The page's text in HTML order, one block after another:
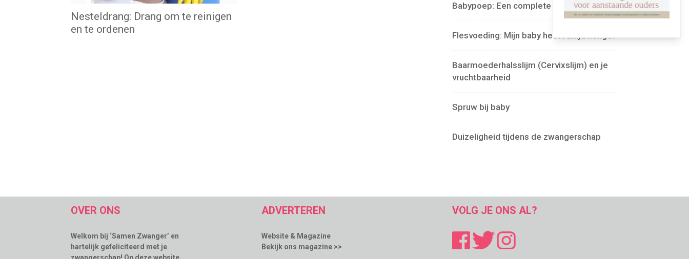
Nesteldrang: Drang om te reinigen
en te ordenen
Babypoep: Een complete gids
Flesvoeding: Mijn baby heeft altijd honger
Baarmoederhalsslijm (Cervixslijm) en je
vruchtbaarheid
Spruw bij baby
Duizeligheid tijdens de zwangerschap
OVER ONS
Welkom bij ‘Samen Zwanger’ en
hartelijk gefeliciteerd met je
ADVERTEREN
Website & Magazine
Bekijk ons magazine >>
VOLG JE ONS AL?